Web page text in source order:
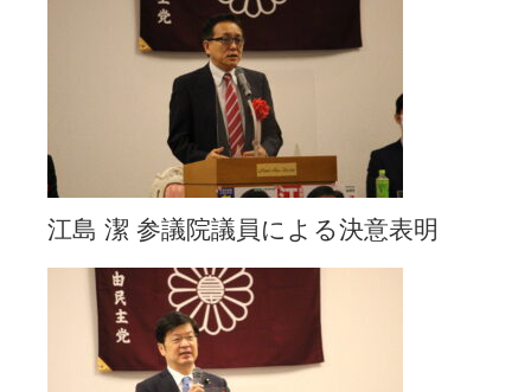
江島 潔 参議院議員による決意表明